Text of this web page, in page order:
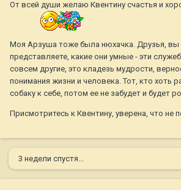
От всей души желаю Квентину счастья и
Моя Арзуша тоже была нюхачка. Друзья, вы
представляете, какие они умные - эти
совсем другие, это кладезь мудрости,
понимания жизни и человека. Тот, кто хоть
собаку к себе, потом ее не забудет и будет
Присмотритесь к Квентину, уверена, что не
3 недели спустя...